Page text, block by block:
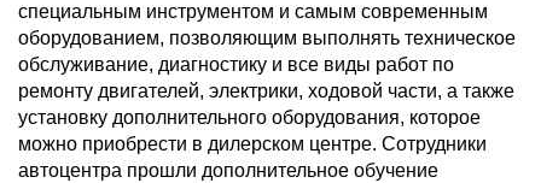
специальным инструментом и самым современным
оборудованием, позволяющим выполнять техническое
обслуживание, диагностику и все виды работ по
ремонту двигателей, электрики, ходовой части, а также
установку дополнительного оборудования, которое
можно приобрести в дилерском центре. Сотрудники
автоцентра прошли дополнительное обучение